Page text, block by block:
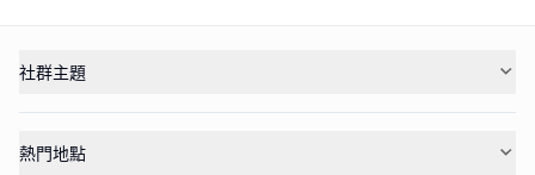
社群主題
熱門地點